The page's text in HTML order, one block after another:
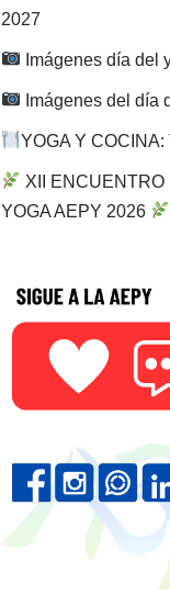
2027
Imágenes día del
Imágenes del día
YOGA Y
XII ENCUENTRO
YOGA AEPY 2026